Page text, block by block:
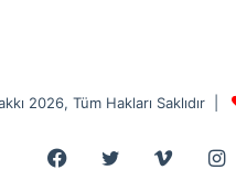
2026, Tüm Hakları Saklıdır |
Facebook
Twitter Vimeo